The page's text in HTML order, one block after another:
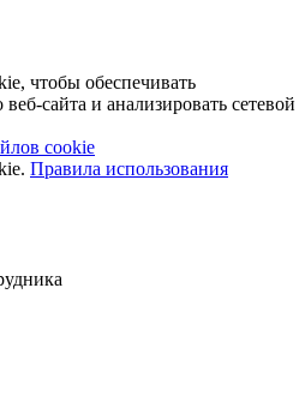
чтобы обеспечивать
сайта и анализировать сетевой
cookie
Правила использования